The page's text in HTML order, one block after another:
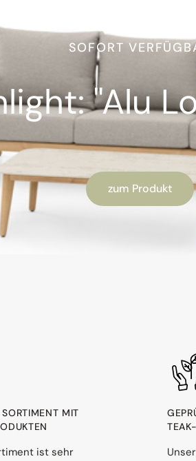
SOFORT
"Alu
zum Produkt
MIT 1
ist sehr